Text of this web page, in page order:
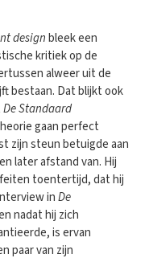
designbleek een
kritiek op de
alweer uit de
bestaan. Dat blijkt ook
De Standaard
gaan perfect
zijn steun betuigde aan
later afstand van. Hij
toentertijd, dat hij
inDe
nadat hij zich
is ervan
paar van zijn